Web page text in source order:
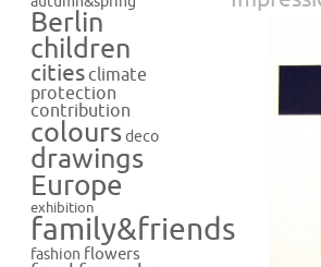
Berlin
children
cities climate
protection
contribution
colours deco
drawings
Europe
exhibition
family&friends
fashion flowers